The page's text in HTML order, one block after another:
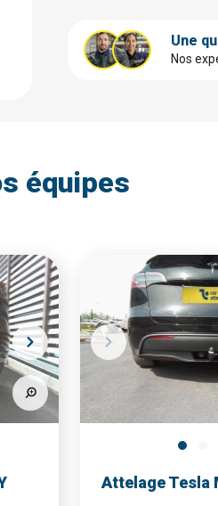
Une
Nos
équipes
Attelage Tesla